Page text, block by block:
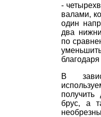
-
валами,
один
два
по
В
получить
брус, а